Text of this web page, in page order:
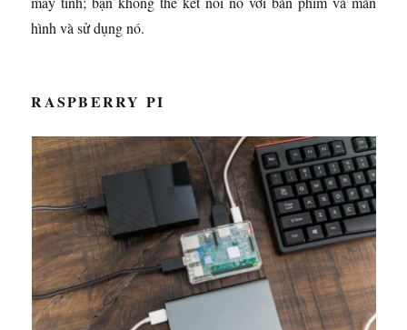
hình và sử dụng nó.
RASPBERRY PI